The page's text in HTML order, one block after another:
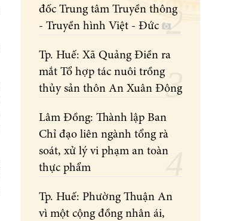
đốc Trung tâm Truyền thông
- Truyền hình Việt - Đức
Tp. Huế: Xã Quảng Điền ra
mắt Tổ hợp tác nuôi trồng
thủy sản thôn An Xuân Đông
Lâm Đồng: Thành lập Ban
Chỉ đạo liên ngành tổng rà
soát, xử lý vi phạm an toàn
thực phẩm
Tp. Huế: Phường Thuận An
vì một cộng đồng nhân ái,